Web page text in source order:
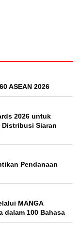
ASEAN 2026
2026 untuk
Distribusi Siaran
Pendanaan
MANGA
dalam 100 Bahasa